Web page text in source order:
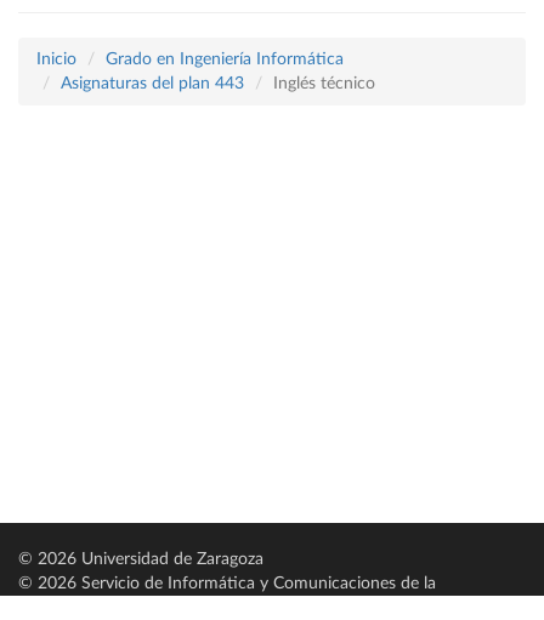
Inicio
Grado en Ingeniería Informática
Asignaturas del plan 443
Inglés técnico
© 2026 Universidad de Zaragoza
© 2026 Servicio de Informática y Comunicaciones de la